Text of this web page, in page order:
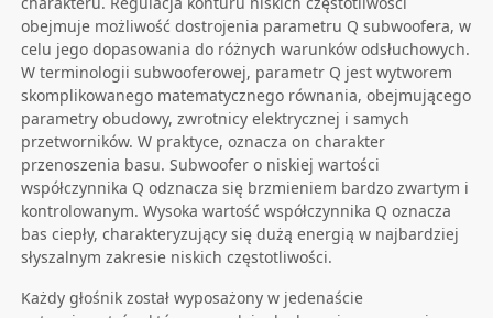
obejmuje możliwość dostrojenia parametru Q subwoofera, w
celu jego dopasowania do różnych warunków odsłuchowych.
W terminologii subwooferowej, parametr Q jest wytworem
skomplikowanego matematycznego równania, obejmującego
parametry obudowy, zwrotnicy elektrycznej i samych
przetworników. W praktyce, oznacza on charakter
przenoszenia basu. Subwoofer o niskiej wartości
współczynnika Q odznacza się brzmieniem bardzo zwartym i
kontrolowanym. Wysoka wartość współczynnika Q oznacza
bas ciepły, charakteryzujący się dużą energią w najbardziej
słyszalnym zakresie niskich częstotliwości.
Każdy głośnik został wyposażony w jedenaście